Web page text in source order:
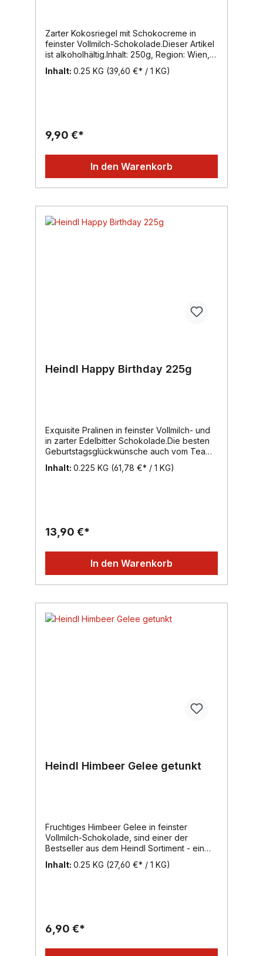
Zarter Kokosriegel mit Schokocreme in
feinster Vollmilch-Schokolade.Dieser Artikel
ist alkoholhältig.Inhalt: 250g, Region: Wien,
Inhalt: 0.25 KG (39,60 €* / 1 KG)
9,90 €*
In den Warenkorb
Heindl Happy Birthday 225g
Exquisite Pralinen in feinster Vollmilch- und
in zarter Edelbitter Schokolade.Die besten
Geburtstagsglückwünsche auch vom Team
des Austrianshop !Dieser Artikel ist
alkoholhältig.Inhalt: 225g, Region: Wien,
Inhalt: 0.225 KG (61,78 €* / 1 KG)
13,90 €*
In den Warenkorb
Heindl Himbeer Gelee getunkt
Fruchtiges Himbeer Gelee in feinster
Vollmilch-Schokolade, sind einer der
Bestseller aus dem Heindl Sortiment - ein
echter schokoladiger Klassiker.Inhalt:
250g, Region: Wien, Marke: Heindl
Inhalt: 0.25 KG (27,60 €* / 1 KG)
6,90 €*